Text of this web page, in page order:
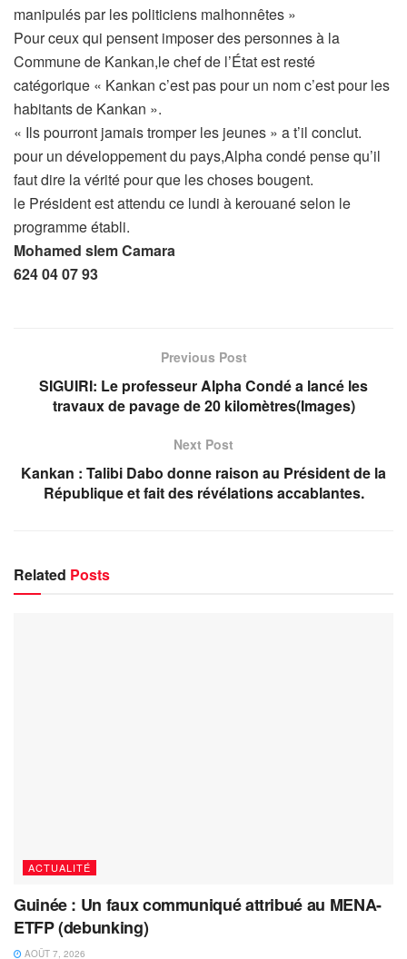
manipulés par les politiciens malhonnêtes »
Pour ceux qui pensent imposer des personnes à la
Commune de Kankan,le chef de l’État est resté
catégorique « Kankan c’est pas pour un nom c’est pour les
habitants de Kankan ».
« Ils pourront jamais tromper les jeunes » a t’il conclut.
pour un développement du pays,Alpha condé pense qu’il
faut dire la vérité pour que les choses bougent.
le Président est attendu ce lundi à kerouané selon le
programme établi.
Mohamed slem Camara
624 04 07 93
Previous Post
SIGUIRI: Le professeur Alpha Condé a lancé les
travaux de pavage de 20 kilomètres(Images)
Next Post
Kankan : Talibi Dabo donne raison au Président de la
République et fait des révélations accablantes.
Related Posts
ACTUALITÉ
Guinée : Un faux communiqué attribué au MENA-
ETFP (debunking)
AOÛT 7, 2026